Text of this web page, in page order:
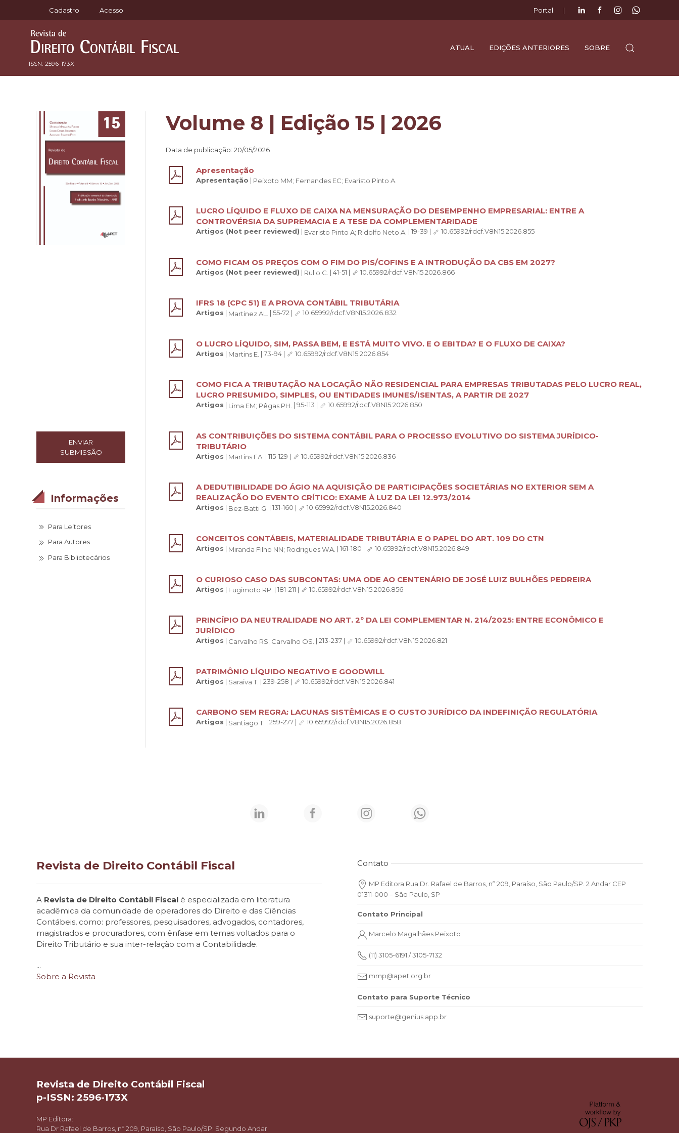
Cadastro Acesso Portal |
ISSN: 2596-173X
ATUAL EDIÇÕES ANTERIORES SOBRE
Volume 8 | Edição 15 | 2026
Data de publicação: 20/05/2026
Apresentação
Apresentação | Peixoto MM; Fernandes EC; Evaristo Pinto A.
LUCRO LÍQUIDO E FLUXO DE CAIXA NA MENSURAÇÃO DO DESEMPENHO EMPRESARIAL: ENTRE A
CONTROVÉRSIA DA SUPREMACIA E A TESE DA COMPLEMENTARIDADE
Artigos (Not peer reviewed) | Evaristo Pinto A; Ridolfo Neto A. | 19-39 | 10.65992/rdcf.V8N15.2026.855
COMO FICAM OS PREÇOS COM O FIM DO PIS/COFINS E A INTRODUÇÃO DA CBS EM 2027?
Artigos (Not peer reviewed) | Rullo C. | 41-51 | 10.65992/rdcf.V8N15.2026.866
IFRS 18 (CPC 51) E A PROVA CONTÁBIL TRIBUTÁRIA
Artigos | Martinez AL. | 55-72 | 10.65992/rdcf.V8N15.2026.832
O LUCRO LÍQUIDO, SIM, PASSA BEM, E ESTÁ MUITO VIVO. E O EBITDA? E O FLUXO DE CAIXA?
Artigos | Martins E. | 73-94 | 10.65992/rdcf.V8N15.2026.854
COMO FICA A TRIBUTAÇÃO NA LOCAÇÃO NÃO RESIDENCIAL PARA EMPRESAS TRIBUTADAS PELO LUCRO REAL,
LUCRO PRESUMIDO, SIMPLES, OU ENTIDADES IMUNES/ISENTAS, A PARTIR DE 2027
Artigos | Lima EM; Pêgas PH. | 95-113 | 10.65992/rdcf.V8N15.2026.850
AS CONTRIBUIÇÕES DO SISTEMA CONTÁBIL PARA O PROCESSO EVOLUTIVO DO SISTEMA JURÍDICO-
TRIBUTÁRIO
Artigos | Martins FA. | 115-129 | 10.65992/rdcf.V8N15.2026.836
A DEDUTIBILIDADE DO ÁGIO NA AQUISIÇÃO DE PARTICIPAÇÕES SOCIETÁRIAS NO EXTERIOR SEM A
REALIZAÇÃO DO EVENTO CRÍTICO: EXAME À LUZ DA LEI 12.973/2014
Artigos | Bez-Batti G. | 131-160 | 10.65992/rdcf.V8N15.2026.840
CONCEITOS CONTÁBEIS, MATERIALIDADE TRIBUTÁRIA E O PAPEL DO ART. 109 DO CTN
Artigos | Miranda Filho NN; Rodrigues WA. | 161-180 | 10.65992/rdcf.V8N15.2026.849
O CURIOSO CASO DAS SUBCONTAS: UMA ODE AO CENTENÁRIO DE JOSÉ LUIZ BULHÕES PEDREIRA
Artigos | Fugimoto RP. | 181-211 | 10.65992/rdcf.V8N15.2026.856
PRINCÍPIO DA NEUTRALIDADE NO ART. 2º DA LEI COMPLEMENTAR N. 214/2025: ENTRE ECONÔMICO E
JURÍDICO
Artigos | Carvalho RS; Carvalho OS. | 213-237 | 10.65992/rdcf.V8N15.2026.821
PATRIMÔNIO LÍQUIDO NEGATIVO E GOODWILL
Artigos | Saraiva T. | 239-258 | 10.65992/rdcf.V8N15.2026.841
CARBONO SEM REGRA: LACUNAS SISTÊMICAS E O CUSTO JURÍDICO DA INDEFINIÇÃO REGULATÓRIA
Artigos | Santiago T. | 259-277 | 10.65992/rdcf.V8N15.2026.858
ENVIAR
SUBMISSÃO
Informações
Para Leitores
Para Autores
Para Bibliotecários
Revista de Direito Contábil Fiscal
A Revista de Direito Contábil Fiscal é especializada em literatura
acadêmica da comunidade de operadores do Direito e das Ciências
Contábeis, como: professores, pesquisadores, advogados, contadores,
magistrados e procuradores, com ênfase em temas voltados para o
Direito Tributário e sua inter-relação com a Contabilidade.
...
Sobre a Revista
Contato
MP Editora Rua Dr. Rafael de Barros, nº 209, Paraíso, São Paulo/SP. 2 Andar CEP
01311-000 – São Paulo, SP
Contato Principal
Marcelo Magalhães Peixoto
(11) 3105-6191 / 3105-7132
mmp@apet.org.br
Contato para Suporte Técnico
suporte@genius.app.br
Revista de Direito Contábil Fiscal
p-ISSN: 2596-173X
MP Editora:
Rua Dr Rafael de Barros, nº 209, Paraíso, São Paulo/SP. Segundo Andar